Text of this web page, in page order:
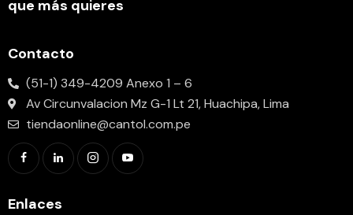
que más quieres
Contacto
(51-1) 349-4209 Anexo 1 – 6
Av Circunvalacion Mz G-1 Lt 21, Huachipa, Lima
tiendaonline@cantol.com.pe
Enlaces